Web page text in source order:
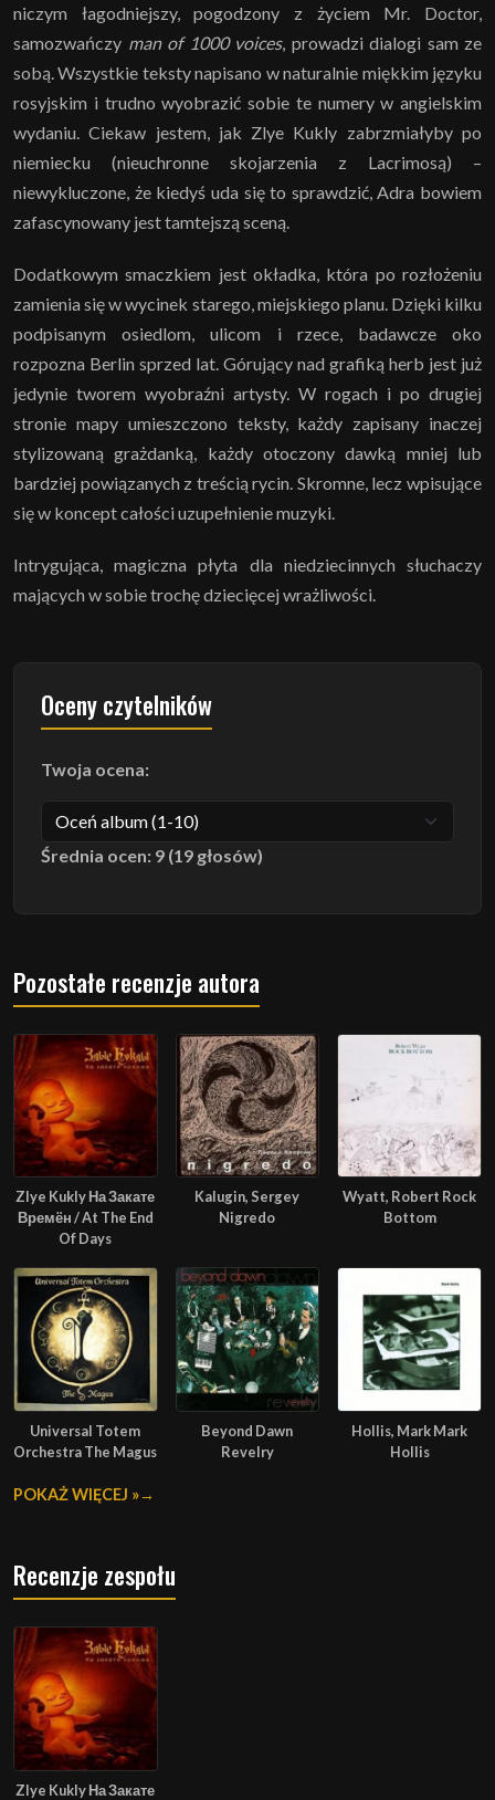
niczym łagodniejszy, pogodzony z życiem Mr. Doctor,
samozwańczy man of 1000 voices, prowadzi dialogi sam ze
sobą. Wszystkie teksty napisano w naturalnie miękkim języku
rosyjskim i trudno wyobrazić sobie te numery w angielskim
wydaniu. Ciekaw jestem, jak Zlye Kukly zabrzmiałyby po
niemiecku (nieuchronne skojarzenia z Lacrimosą) –
niewykluczone, że kiedyś uda się to sprawdzić, Adra bowiem
zafascynowany jest tamtejszą sceną.
Dodatkowym smaczkiem jest okładka, która po rozłożeniu
zamienia się w wycinek starego, miejskiego planu. Dzięki kilku
podpisanym osiedlom, ulicom i rzece, badawcze oko
rozpozna Berlin sprzed lat. Górujący nad grafiką herb jest już
jedynie tworem wyobraźni artysty. W rogach i po drugiej
stronie mapy umieszczono teksty, każdy zapisany inaczej
stylizowaną grażdanką, każdy otoczony dawką mniej lub
bardziej powiązanych z treścią rycin. Skromne, lecz wpisujące
się w koncept całości uzupełnienie muzyki.
Intrygująca, magiczna płyta dla niedziecinnych słuchaczy
mających w sobie trochę dziecięcej wrażliwości.
Oceny czytelników
Twoja ocena:
Średnia ocen: 9 (19 głosów)
Pozostałe recenzje autora
Zlye Kukly На Закате
Времён / At The End
Of Days
Kalugin, Sergey
Nigredo
Wyatt, Robert Rock
Bottom
Universal Totem
Orchestra The Magus
Beyond Dawn
Revelry
Hollis, Mark Mark
Hollis
POKAŻ WIĘCEJ »
Recenzje zespołu
Zlye Kukly На Закате